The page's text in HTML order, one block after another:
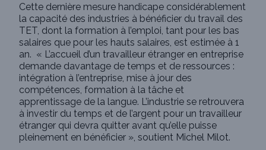
Cette dernière mesure handicape considérablement
la capacité des industries à bénéficier du travail des
TET, dont la formation à l’emploi, tant pour les bas
salaires que pour les hauts salaires, est estimée à 1
an. « L’accueil d’un travailleur étranger en entreprise
demande davantage de temps et de ressources :
intégration à l’entreprise, mise à jour des
compétences, formation à la tâche et
apprentissage de la langue. L’industrie se retrouvera
à investir du temps et de l’argent pour un travailleur
étranger qui devra quitter avant qu’elle puisse
pleinement en bénéficier », soutient Michel Milot.